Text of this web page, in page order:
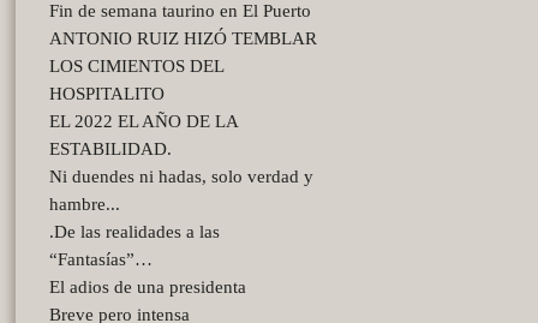
Fin de semana taurino en El Puerto
ANTONIO RUIZ HIZÓ TEMBLAR
LOS CIMIENTOS DEL
HOSPITALITO
EL 2022 EL AÑO DE LA
ESTABILIDAD.
Ni duendes ni hadas, solo verdad y
hambre...
.De las realidades a las
“Fantasías”…
El adios de una presidenta
Breve pero intensa